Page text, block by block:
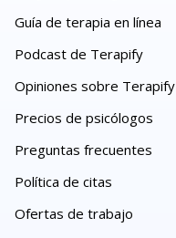
Guía de terapia en línea
Podcast de Terapify
Opiniones sobre Terapify
Precios de psicólogos
Preguntas frecuentes
Política de citas
Ofertas de trabajo